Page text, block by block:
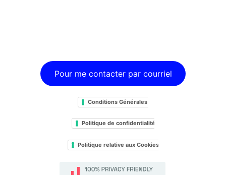
Pour me contacter par courriel